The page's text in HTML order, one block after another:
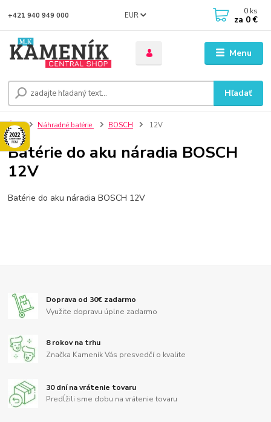
Menu
EUR
Hľadať
+421 940 949 000 0 ks
za 0 €
Úvod Náhradné batérie BOSCH 12V
Batérie do aku náradia BOSCH
12V
Batérie do aku náradia BOSCH 12V
Doprava od 30€ zadarmo
Využite dopravu úplne zadarmo
8 rokov na trhu
Značka Kameník Vás presvedčí o kvalite
30 dní na vrátenie tovaru
Predĺžili sme dobu na vrátenie tovaru